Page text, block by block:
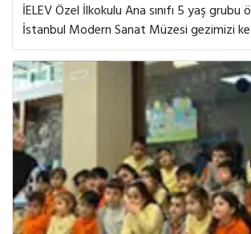
İELEV Özel İlkokulu Ana sınıfı 5 yaş grubu
İstanbul Modern Sanat Müzesi gezimizi
tamamladık. Gezi boyunca öğrencilerimiz, farklı sanat
eserlerini dikkatle inceleyerek renk, şekil ve
biçimleri üzerine gözlemler yaptı. Sanatla
süreçte eserleri kendi düşünceleriyle
buldular. Okula döndüğümüzde ise öğrencilerimiz,
akıllarında yer eden eserleri resimlerine
arkadaşlarıyla sanat üzerine sohbet
paylaştı. Minik sanat tutkunlarımızın bu anlamlı ve ilham
verici deneyiminden kareleri sizlerle
mutluluk duyuyoruz.